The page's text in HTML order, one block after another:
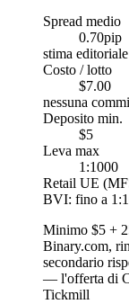
Spread medio
0.70pip
stima editoriale
Costo / lotto
$7.00
nessuna
Deposito min.
$5
Leva max
1:1000
Retail UE
BVI: fino a
Minimo $5 +
Binary.com,
secondario
— l'offerta di
Tickmill